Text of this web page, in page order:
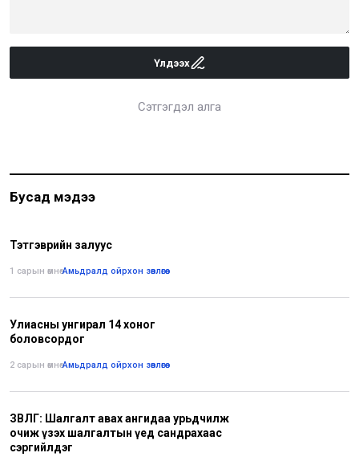
Үлдээх
Сэтгэгдэл алга
Бусад мэдээ
Тэтгэврийн залуус
1 сарын өмнө•Амьдралд ойрхон зөвлөгөө
Улиасны унгирал 14 хоног
боловсордог
2 сарын өмнө•Амьдралд ойрхон зөвлөгөө
ЗӨВЛӨГӨӨ: Шалгалт авах ангидаа урьдчилж
очиж үзэх шалгалтын үед сандрахаас
сэргийлдэг